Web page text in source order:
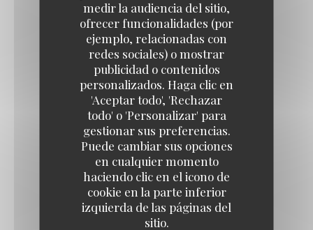
medir la audiencia del sitio,
ofrecer funcionalidades (por
ejemplo, relacionadas con
redes sociales) o mostrar
publicidad o contenidos
personalizados. Haga clic en
'Aceptar todo', 'Rechazar
todo' o 'Personalizar' para
gestionar sus preferencias.
Puede cambiar sus opciones
en cualquier momento
haciendo clic en el icono de
cookie en la parte inferior
izquierda de las páginas del
sitio.
Sweet potato, mango curry sauce, crispy corn
20,50 EUR
SEA BASS CEVICHE WITH RASPBERRY
Confit piquillo peppers, red chili, mustard pickles
22,50 EUR
SEARED TUNA WITH BLACK PEPPER
Green peppercorn sauce, shoestring fries
22,50 EUR